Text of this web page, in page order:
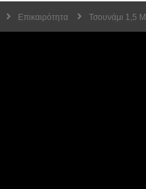
Επικαιρότητα Τσουνάμι 1,5